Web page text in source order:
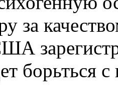
за
борьться